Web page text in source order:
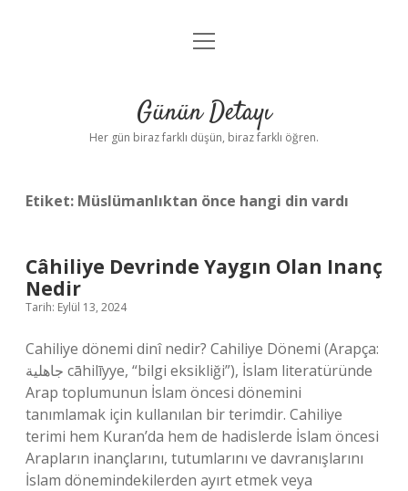
Anasayfa
Yasal Uyarı
menüyü
Günün Detayı
Her gün biraz farklı düşün, biraz farklı öğren.
Etiket: Müslümanlıktan önce hangi din vardı
Câhiliye Devrinde Yaygın Olan Inanç
Nedir
Tarih: Eylül 13, 2024
Cahiliye dönemi dinî nedir? Cahiliye Dönemi (Arapça:
جاهلية cāhilīyye, “bilgi eksikliği”), İslam literatüründe
Arap toplumunun İslam öncesi dönemini
tanımlamak için kullanılan bir terimdir. Cahiliye
terimi hem Kuran’da hem de hadislerde İslam öncesi
Arapların inançlarını, tutumlarını ve davranışlarını
İslam dönemindekilerden ayırt etmek veya